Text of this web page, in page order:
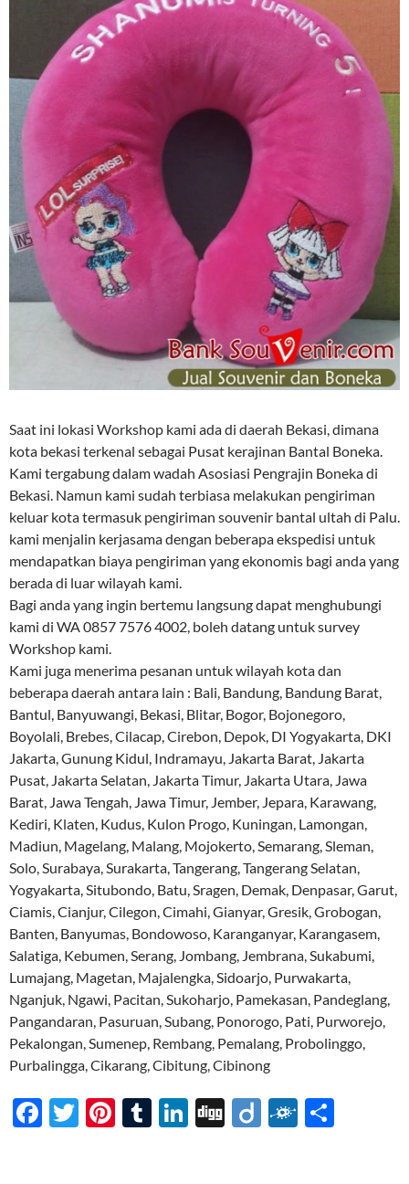
Saat ini lokasi Workshop kami ada di daerah Bekasi, dimana
kota bekasi terkenal sebagai Pusat kerajinan Bantal Boneka.
Kami tergabung dalam wadah Asosiasi Pengrajin Boneka di
Bekasi. Namun kami sudah terbiasa melakukan pengiriman
keluar kota termasuk pengiriman souvenir bantal ultah di Palu.
kami menjalin kerjasama dengan beberapa ekspedisi untuk
mendapatkan biaya pengiriman yang ekonomis bagi anda yang
berada di luar wilayah kami.
Bagi anda yang ingin bertemu langsung dapat menghubungi
kami di WA 0857 7576 4002, boleh datang untuk survey
Workshop kami.
Kami juga menerima pesanan untuk wilayah kota dan
beberapa daerah antara lain : Bali, Bandung, Bandung Barat,
Bantul, Banyuwangi, Bekasi, Blitar, Bogor, Bojonegoro,
Boyolali, Brebes, Cilacap, Cirebon, Depok, DI Yogyakarta, DKI
Jakarta, Gunung Kidul, Indramayu, Jakarta Barat, Jakarta
Pusat, Jakarta Selatan, Jakarta Timur, Jakarta Utara, Jawa
Barat, Jawa Tengah, Jawa Timur, Jember, Jepara, Karawang,
Kediri, Klaten, Kudus, Kulon Progo, Kuningan, Lamongan,
Madiun, Magelang, Malang, Mojokerto, Semarang, Sleman,
Solo, Surabaya, Surakarta, Tangerang, Tangerang Selatan,
Yogyakarta, Situbondo, Batu, Sragen, Demak, Denpasar, Garut,
Ciamis, Cianjur, Cilegon, Cimahi, Gianyar, Gresik, Grobogan,
Banten, Banyumas, Bondowoso, Karanganyar, Karangasem,
Salatiga, Kebumen, Serang, Jombang, Jembrana, Sukabumi,
Lumajang, Magetan, Majalengka, Sidoarjo, Purwakarta,
Nganjuk, Ngawi, Pacitan, Sukoharjo, Pamekasan, Pandeglang,
Pangandaran, Pasuruan, Subang, Ponorogo, Pati, Purworejo,
Pekalongan, Sumenep, Rembang, Pemalang, Probolinggo,
Purbalingga, Cikarang, Cibitung, Cibinong
F
T
Pi T
Li
Di Di F